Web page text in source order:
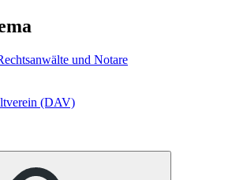
und Notare
(DAV)